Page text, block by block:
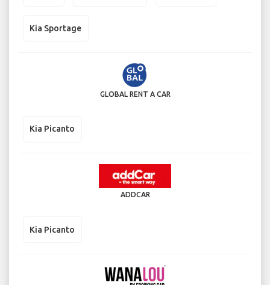
Kia Sportage
GLOBAL RENT A CAR
Kia Picanto
ADDCAR
Kia Picanto